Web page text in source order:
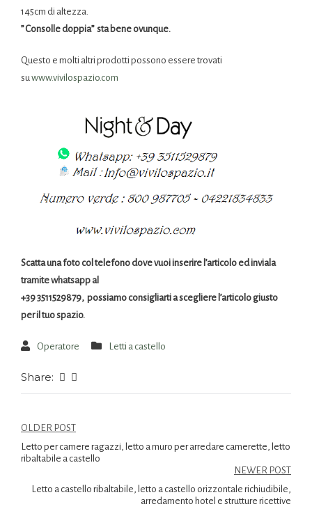
145cm di altezza.
” Consolle doppia” sta bene ovunque.
Questo e molti altri prodotti possono essere trovati
su www.vivilospazio.com
Scatta una foto col telefono dove vuoi inserire l’articolo ed inviala
tramite whatsapp al
+39 3511529879, possiamo consigliarti a scegliere l’articolo giusto
per il tuo spazio.
Operatore Letti a castello
Share:
OLDER POST
Letto per camere ragazzi, letto a muro per arredare camerette, letto
ribaltabile a castello
NEWER POST
Letto a castello ribaltabile, letto a castello orizzontale richiudibile,
arredamento hotel e strutture ricettive